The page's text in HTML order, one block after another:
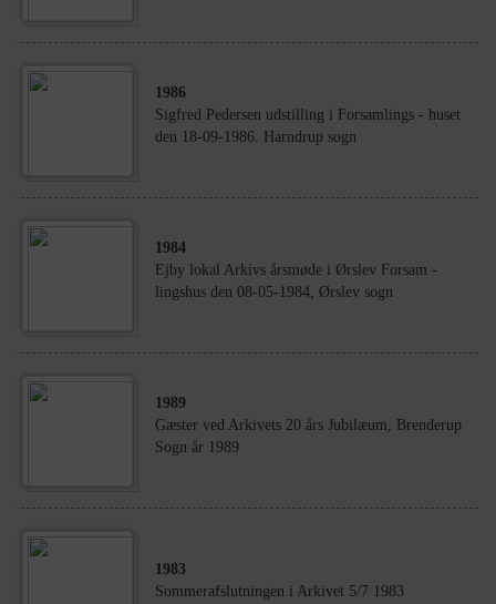
1986
Sigfred Pedersen udstilling i Forsamlings - huset
den 18-09-1986. Harndrup sogn
1984
Ejby lokal Arkivs årsmøde i Ørslev Forsam -
lingshus den 08-05-1984, Ørslev sogn
1989
Gæster ved Arkivets 20 års Jubilæum, Brenderup
Sogn år 1989
1983
Sommerafslutningen i Arkivet 5/7 1983